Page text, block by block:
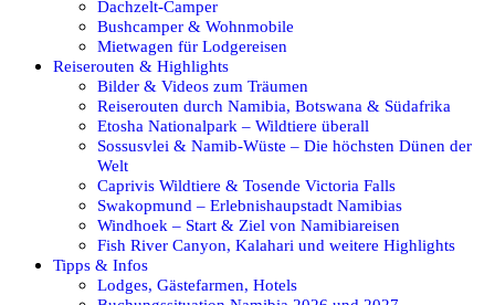
Dachzelt-Camper
Bushcamper & Wohnmobile
Mietwagen für Lodgereisen
Reiserouten & Highlights
Bilder & Videos zum Träumen
Reiserouten durch Namibia, Botswana & Südafrika
Etosha Nationalpark – Wildtiere überall
Sossusvlei & Namib-Wüste – Die höchsten Dünen der
Welt
Caprivis Wildtiere & Tosende Victoria Falls
Swakopmund – Erlebnishaupstadt Namibias
Windhoek – Start & Ziel von Namibiareisen
Fish River Canyon, Kalahari und weitere Highlights
Tipps & Infos
Lodges, Gästefarmen, Hotels